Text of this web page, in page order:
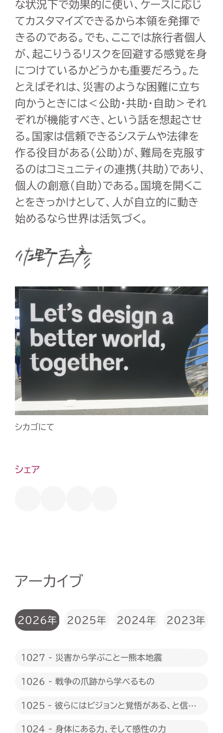
な状況下で効果的に使い、ケースに応じ
てカスタマイズできるから本領を発揮で
きるのである。でも、ここでは旅行者個人
が、起こりうるリスクを回避する感覚を身
につけているかどうかも重要だろう。た
とえばそれは、災害のような困難に立ち
向かうときには＜公助・共助・自助＞それ
ぞれが機能すべき、という話を想起させ
る。国家は信頼できるシステムや法律を
作る役目がある（公助）が、難局を克服す
るのはコミュニティの連携（共助）であり、
個人の創意（自助）である。国境を開くこ
とをきっかけとして、人が自立的に動き
始めるなら世界は活気づく。
シカゴにて
シェア
アーカイブ
2026年 2025年 2024年 2023年
1027 - 災害から学ぶことー熊本地震
1026 - 戦争の爪跡から学べるもの
1025 - 彼らにはビジョンと覚悟がある、と信じ
1024 - 身体にある力、そして感性の力